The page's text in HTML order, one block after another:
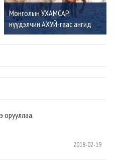
Монголын УХАМСАР
нүүдэлчин АХУЙ-гаас ангид
оршихгүй
орууллаа.
2018-02-19